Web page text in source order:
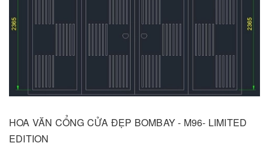
HOA VĂN CỔNG CỬA ĐẸP BOMBAY - M96- LIMITED
EDITION